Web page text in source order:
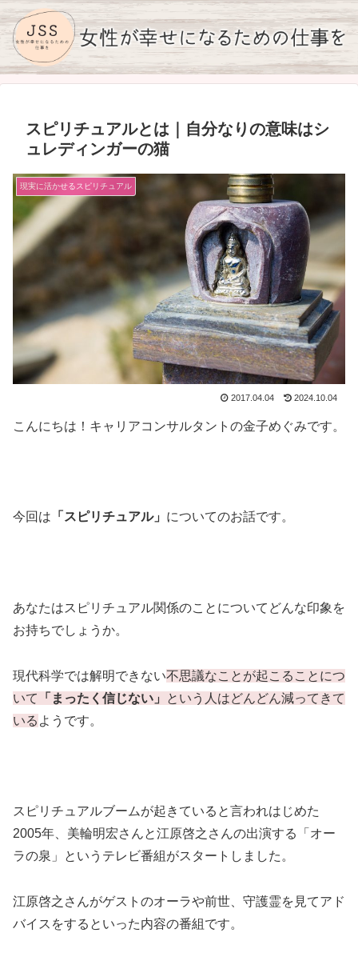
スピリチュアルとは｜自分なりの意味はシ
ュレディンガーの猫
現実に活かせるスピリチュアル
2017.04.04 2024.10.04
こんにちは！ キャリアコンサルタントの金子めぐみです。
今回は 「スピリチュアル」 についてのお話です。
あなたはスピリチュアル関係のことについてどんな印象を
お持ちでしょうか。
現代科学では解明できない不思議なことが起こることにつ
いて
「まったく信じない」
という人はどんどん減ってきて
いる ようです。
スピリチュアルブームが起きていると言われはじめた
2005年、美輪明宏さんと江原啓之さんの出演する「オー
ラの泉」というテレビ番組がスタートしました。
江原啓之さんがゲストのオーラや前世、守護霊を見てアド
バイスをするといった内容の番組です。